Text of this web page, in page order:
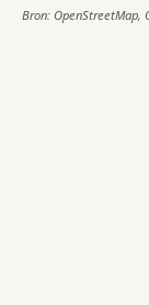
Bron: OpenStreetMap,